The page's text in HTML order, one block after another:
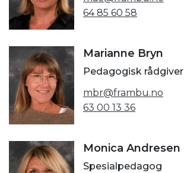
64 85 60 58
Marianne Bryn
Pedagogisk rådgiver
mbr@frambu.no
63 00 13 36
Monica Andresen
Spesialpedagog